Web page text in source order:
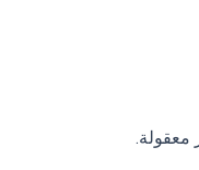
معقولة.